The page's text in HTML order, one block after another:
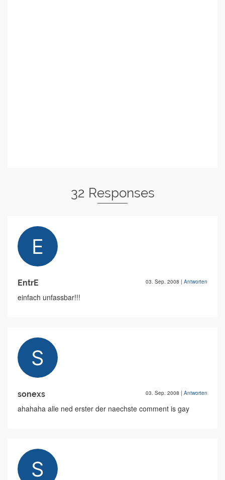
32 Responses
EntrE 03. Sep. 2008 | Antworten
einfach unfassbar!!!
sonexs 03. Sep. 2008 | Antworten
ahahaha alle ned erster der naechste comment is gay